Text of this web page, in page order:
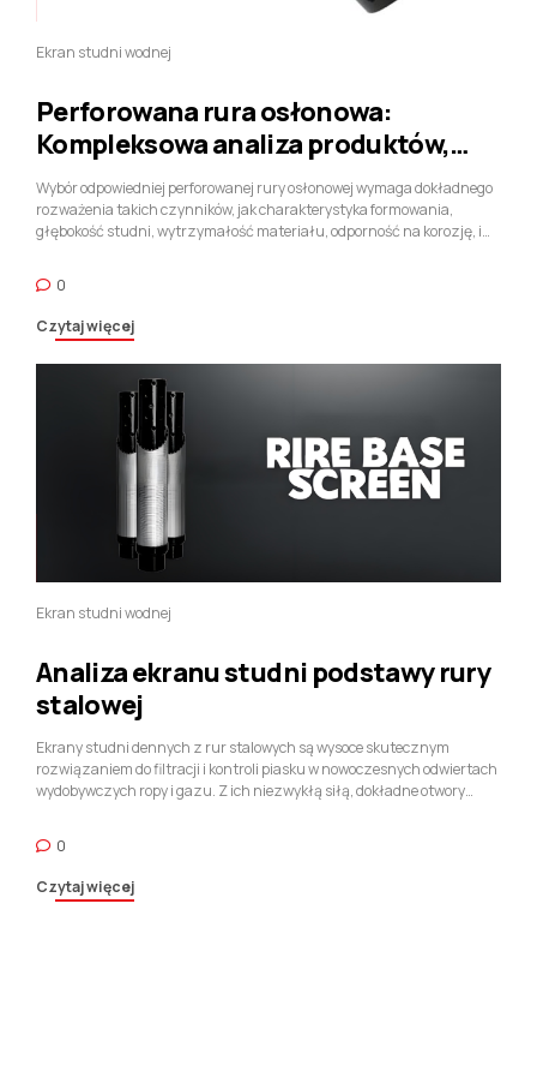
Ekran studni wodnej
0
Perforowana rura osłonowa:
Kompleksowa analiza produktów,
Produkcji, i Aplikacje
Wybór odpowiedniej perforowanej rury osłonowej wymaga dokładnego
rozważenia takich czynników, jak charakterystyka formowania,
głębokość studni, wytrzymałość materiału, odporność na korozję, i
zainstalowany, perforowane rury osłonowe mogą znacznie zwiększyć
wydajność produkcji, zapewnić integralność odwiertu, i
minimalizować wpływ na środowisko.
Czytaj więcej
Ekran studni wodnej
0
Analiza ekranu studni podstawy rury
stalowej
Ekrany studni dennych z rur stalowych są wysoce skutecznym
rozwiązaniem do filtracji i kontroli piasku w nowoczesnych odwiertach
wydobywczych ropy i gazu. Z ich niezwykłą siłą, dokładne otwory
szczelinowe. Ich zdolność do obsługi produkcji bez piasku, zarówno w
odwiertach pionowych, jak i poziomych, czyni je wszechstronnym
wyborem do szerokiego zakresu zastosowań związanych z
Czytaj więcej